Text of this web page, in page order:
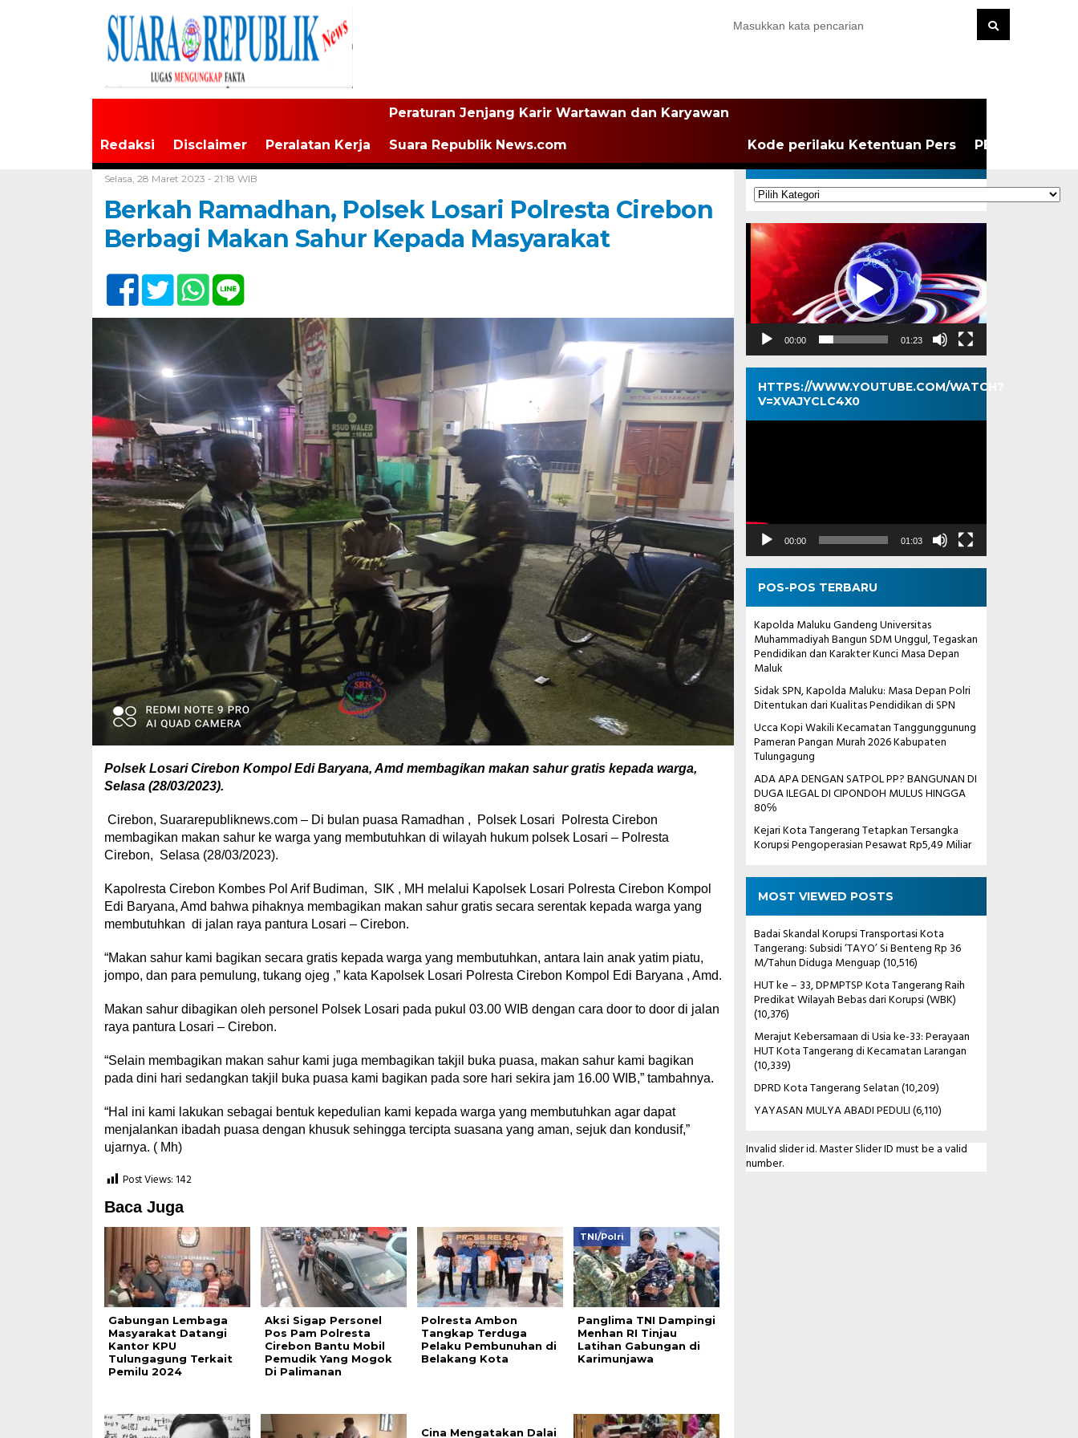
Redaksi Disclaimer Peralatan Kerja
Peraturan Jenjang Karir Wartawan dan Karyawan
Suara Republik News.com Kode perilaku Ketentuan Pers PEDOMAN
Selasa, 28 Maret 2023 - 21:18 WIB
Berkah Ramadhan, Polsek Losari Polresta Cirebon
Berbagi Makan Sahur Kepada Masyarakat
Polsek Losari Cirebon Kompol Edi Baryana, Amd membagikan makan sahur gratis kepada warga,
Selasa (28/03/2023).
Cirebon, Suararepubliknews.com – Di bulan puasa Ramadhan , Polsek Losari Polresta Cirebon
membagikan makan sahur ke warga yang membutuhkan di wilayah hukum polsek Losari – Polresta
Cirebon, Selasa (28/03/2023).
Kapolresta Cirebon Kombes Pol Arif Budiman, SIK , MH melalui Kapolsek Losari Polresta Cirebon Kompol
Edi Baryana, Amd bahwa pihaknya membagikan makan sahur gratis secara serentak kepada warga yang
membutuhkan di jalan raya pantura Losari – Cirebon.
“Makan sahur kami bagikan secara gratis kepada warga yang membutuhkan, antara lain anak yatim piatu,
jompo, dan para pemulung, tukang ojeg ,” kata Kapolsek Losari Polresta Cirebon Kompol Edi Baryana , Amd.
Makan sahur dibagikan oleh personel Polsek Losari pada pukul 03.00 WIB dengan cara door to door di jalan
raya pantura Losari – Cirebon.
“Selain membagikan makan sahur kami juga membagikan takjil buka puasa, makan sahur kami bagikan
pada dini hari sedangkan takjil buka puasa kami bagikan pada sore hari sekira jam 16.00 WIB,” tambahnya.
“Hal ini kami lakukan sebagai bentuk kepedulian kami kepada warga yang membutuhkan agar dapat
menjalankan ibadah puasa dengan khusuk sehingga tercipta suasana yang aman, sejuk dan kondusif,”
ujarnya. ( Mh)
Post Views: 142
Baca Juga
Gabungan Lembaga
Masyarakat Datangi
Kantor KPU
Tulungagung Terkait
Pemilu 2024
Aksi Sigap Personel
Pos Pam Polresta
Cirebon Bantu Mobil
Pemudik Yang Mogok
Di Palimanan
Polresta Ambon
Tangkap Terduga
Pelaku Pembunuhan di
Belakang Kota
TNI/Polri
Panglima TNI Dampingi
Menhan RI Tinjau
Latihan Gabungan di
Karimunjawa
Cina Mengatakan Dalai
KATEGORI
Kategori
Pemutar
Video
00:00 01:23
HTTPS://WWW.YOUTUBE.COM/WATCH?
V=XVAJYCLC4X0
Pemutar
00:00 01:03
POS-POS TERBARU
Kapolda Maluku Gandeng Universitas
Muhammadiyah Bangun SDM Unggul, Tegaskan
Pendidikan dan Karakter Kunci Masa Depan
Maluk
Sidak SPN, Kapolda Maluku: Masa Depan Polri
Ditentukan dari Kualitas Pendidikan di SPN
Ucca Kopi Wakili Kecamatan Tanggunggunung
Pameran Pangan Murah 2026 Kabupaten
Tulungagung
ADA APA DENGAN SATPOL PP? BANGUNAN DI
DUGA ILEGAL DI CIPONDOH MULUS HINGGA
80℅
Kejari Kota Tangerang Tetapkan Tersangka
Korupsi Pengoperasian Pesawat Rp5,49 Miliar
MOST VIEWED POSTS
Badai Skandal Korupsi Transportasi Kota
Tangerang: Subsidi ‘TAYO’ Si Benteng Rp 36
M/Tahun Diduga Menguap(10,516)
HUT ke – 33, DPMPTSP Kota Tangerang Raih
Predikat Wilayah Bebas dari Korupsi (WBK)
(10,376)
Merajut Kebersamaan di Usia ke-33: Perayaan
HUT Kota Tangerang di Kecamatan Larangan
(10,339)
DPRD Kota Tangerang Selatan(10,209)
YAYASAN MULYA ABADI PEDULI(6,110)
Invalid slider id. Master Slider ID must be a valid
number.